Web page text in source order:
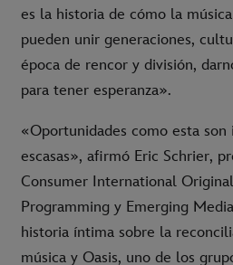
es la historia de cómo la
pueden unir generaciones,
época de rencor y división,
para tener esperanza».
«Oportunidades como esta
escasas», afirmó Eric Schrier,
Consumer International
Programming y Emerging
historia íntima sobre la
música y Oasis, uno de los